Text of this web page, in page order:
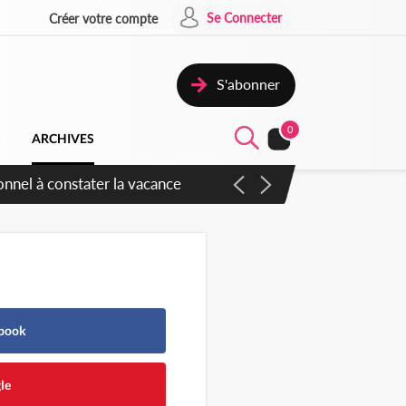
Créer votre compte Se Connecter
S'abonner
ARCHIVES
0
à constater la vacance